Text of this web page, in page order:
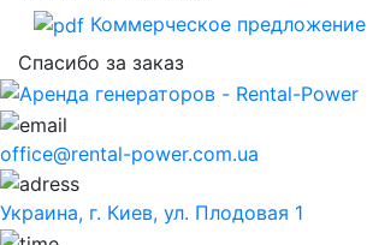
Коммерческое предложение
Спасибо за заказ
office@rental-power.com.ua
Украина, г. Киев, ул. Плодовая 1